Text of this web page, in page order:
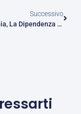
Successivo
Nomofobia, La Dipendenza Dal Telefono